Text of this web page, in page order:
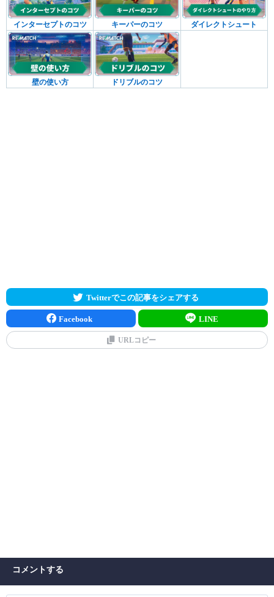
インターセプトのコツ キーパーのコツ ダイレクトシュート
壁の使い方 ドリブルのコツ
Twitterでこの記事をシェアする
Facebook LINE
URLコピー
コメントする